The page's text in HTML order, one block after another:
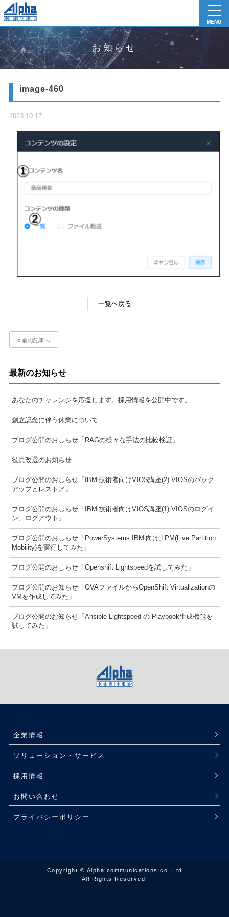
MENU
お知らせ
image-460
2023.10.17
一覧へ戻る
« 前の記事へ
最新のお知らせ
あなたのチャレンジを応援します。採用情報を公開中です。
創立記念に伴う休業について
ブログ公開のおしらせ「RAGの様々な手法の比較検証」
役員改選のお知らせ
ブログ公開のおしらせ「IBMi技術者向けVIOS講座(2) VIOSのバック
アップとレストア」
ブログ公開のおしらせ「IBMi技術者向けVIOS講座(1) VIOSのログイ
ン、ログアウト」
ブログ公開のおしらせ「PowerSystems IBMi向け,LPM(Live Partition
Mobility)を実行してみた」
ブログ公開のおしらせ「Openshift Lightspeedを試してみた」
ブログ公開のお知らせ「OVAファイルからOpenShift Virtualizationの
VMを作成してみた」
ブログ公開のお知らせ「Ansible Lightspeed の Playbook生成機能を
試してみた」
企業情報
ソリューション・サービス
採用情報
お問い合わせ
プライバシーポリシー
Copyright © Alpha communications co.,Ltd
All Rights Reserved.